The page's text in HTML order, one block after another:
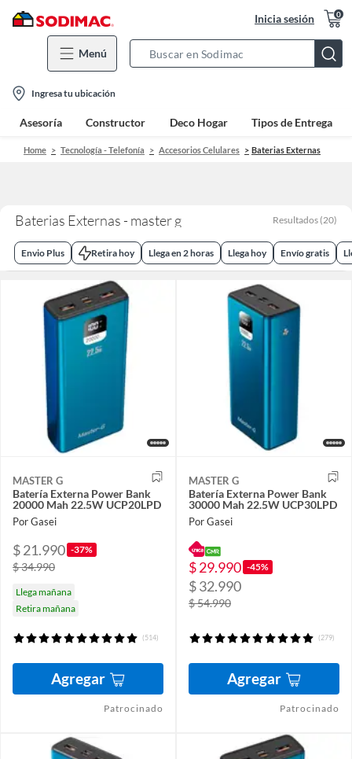
Inicia sesión 0
Menú
Bar
location-
icon
Ingresa tu ubicación
Asesoría Constructor Deco Hogar Tipos de Entrega
Home Tecnología - Telefonía Accesorios Celulares Baterias Externas
Baterias Externas - master g Resultados (20)
Envio Plus Retira hoy Llega en 2 horas Llega hoy Envío gratis
MASTER G
Batería Externa Power Bank
20000 Mah 22.5W UCP20LPD
Por Gasei
$ 21.990 -37%
$ 34.990
Llega mañana
Retira mañana
(514)
Agregar
Patrocinado
MASTER G
Batería Externa Power Bank
30000 Mah 22.5W UCP30LPD
Por Gasei
$ 29.990 -45%
$ 32.990
$ 54.990
(279)
Agregar
Patrocinado